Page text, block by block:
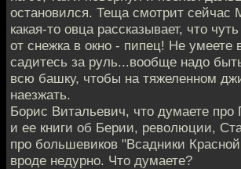
остановился. Теща смотрит сейчас
какая-то овца рассказывает, что
от снежка в окно - пипец! Не умеете
садитесь за руль...вообще надо
всю башку, чтобы на тяжеленном
наезжать.
Борис Витальевич, что думаете про
и ее книги об Берии, революции,
про большевиков "Всадники
вроде недурно. Что думаете?